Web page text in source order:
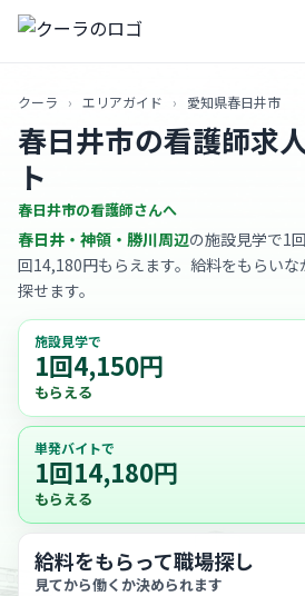
クーラ › エリアガイド › 愛知県春日井市
春日井市の看護師求
ト
春日井市の看護師さんへ
春日井・神領・勝川周辺の施設見学で1
回14,180円もらえます。給料をもらい
探せます。
施設見学で
1回4,150円
もらえる
単発バイトで
1回14,180円
もらえる
給料をもらって職場探し
見てから働くか決められます